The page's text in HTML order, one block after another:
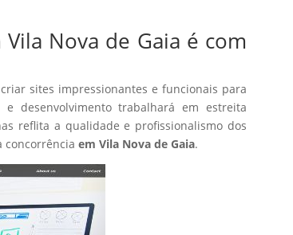
Nova de Gaia é com
sites impressionantes e funcionais para
desenvolvimento trabalhará em estreita
reflita a qualidade e profissionalismo dos
concorrênciaem Vila Nova de Gaia.